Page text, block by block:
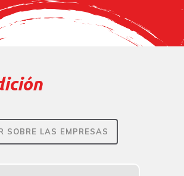
SOBRE LAS EMPRESAS